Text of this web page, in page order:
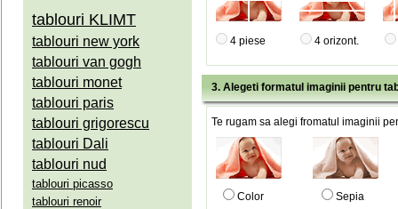
tablouri KLIMT
tablouri new york
tablouri van gogh
tablouri monet
tablouri paris
tablouri grigorescu
tablouri Dali
tablouri nud
tablouri picasso
tablouri renoir
4 piese 4 orizont.
3. Alegeti formatul imaginii pentru
Te rugam sa alegi fromatul imaginii
Color Sepia